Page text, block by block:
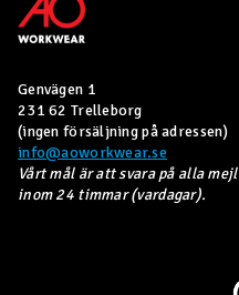
Genvägen 1
231 62 Trelleborg
(ingen försäljning på adressen)
info@aoworkwear.se
Vårt mål är att svara på alla mejl
inom 24 timmar (vardagar).